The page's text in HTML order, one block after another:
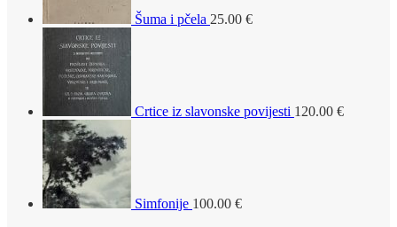
Šuma i pčela 25.00 €
Crtice iz slavonske povijesti 120.00 €
Simfonije 100.00 €